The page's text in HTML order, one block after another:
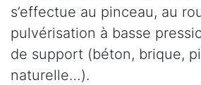
s’effectue au pinceau, au
pulvérisation à basse
de support (béton, brique,
naturelle…).